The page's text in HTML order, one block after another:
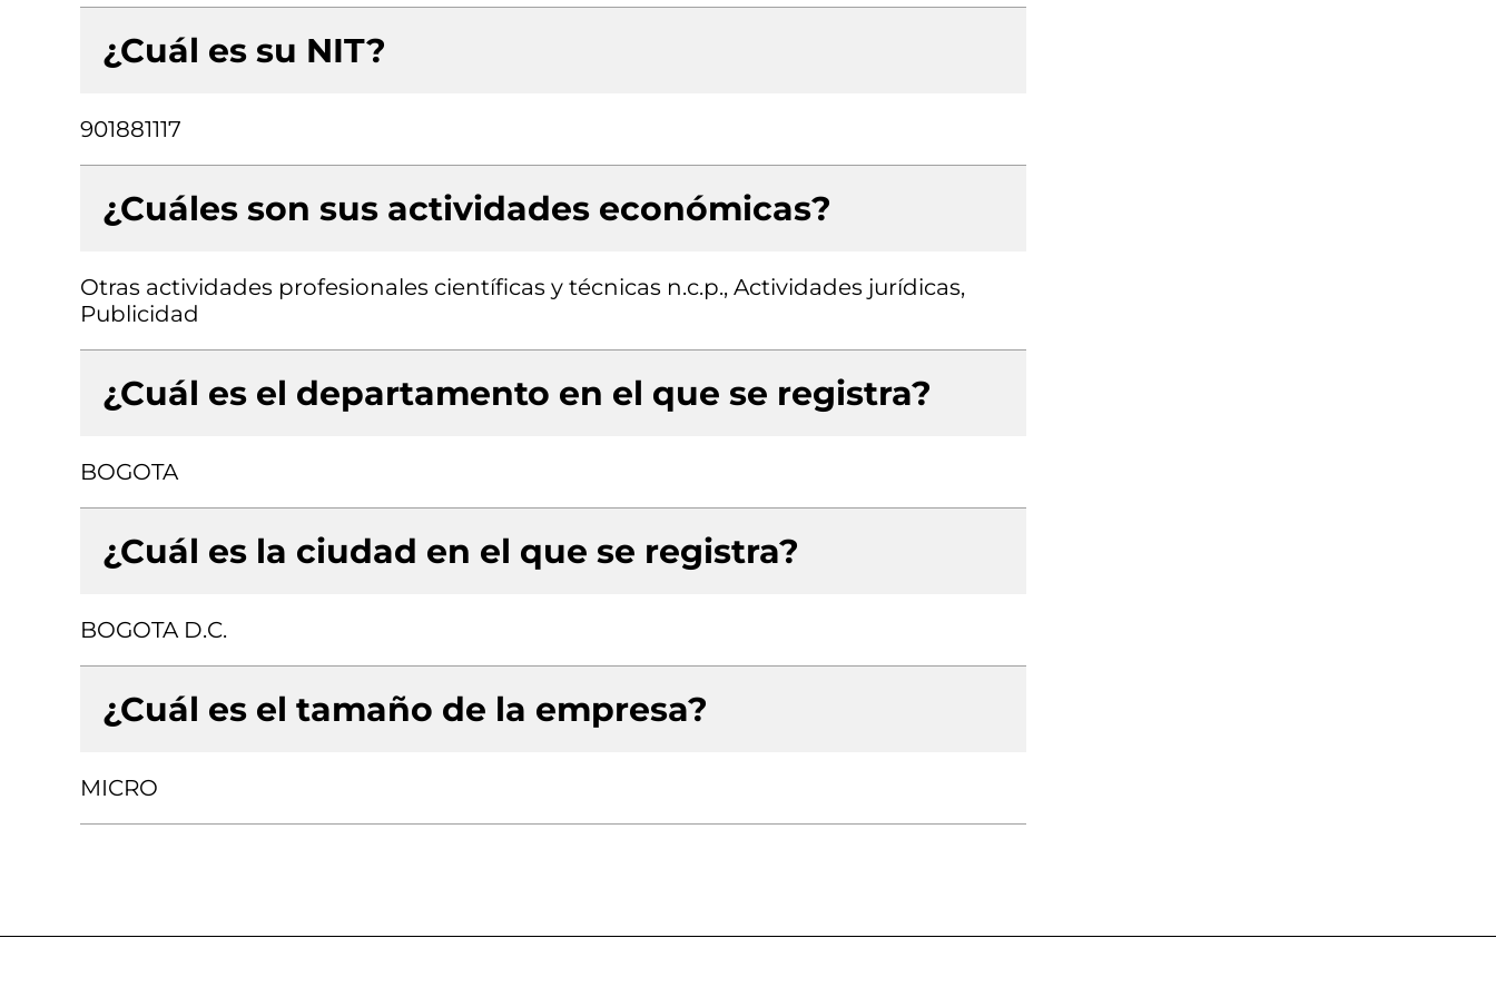
¿Cuál es su NIT?
901881117
¿Cuáles son sus actividades económicas?
Otras actividades profesionales científicas y técnicas n.c.p., Actividades jurídicas,
Publicidad
¿Cuál es el departamento en el que se registra?
BOGOTA
¿Cuál es la ciudad en el que se registra?
BOGOTA D.C.
¿Cuál es el tamaño de la empresa?
MICRO